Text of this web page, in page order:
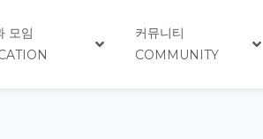
모임
커뮤니티
COMMUNITY